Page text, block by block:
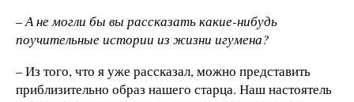
– А не могли бы вы рассказать какие-нибудь
поучительные истории из жизни игумена?
– Из того, что я уже рассказал, можно представить
приблизительно образ нашего старца. Наш настоятель